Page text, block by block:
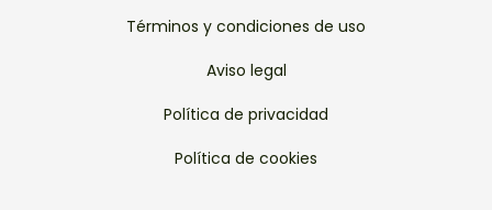
Términos y condiciones de uso
Aviso legal
Política de privacidad
Política de cookies